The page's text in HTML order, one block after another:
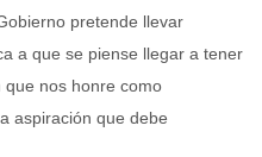
pretende llevar
a que se piense llegar a tener
que nos honre como
aspiración que debe